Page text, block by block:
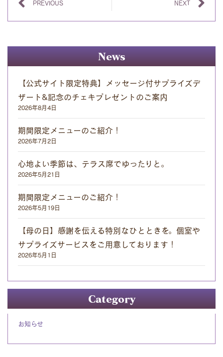
PREVIOUS NEXT
News
【公式サイト限定特典】メッセージ付サプライズデ
ザート&記念のチェキプレゼントのご案内
2026年8月4日
期間限定メニューのご紹介！
2026年7月2日
心地よい季節は、テラス席でゆったりと。
2026年5月21日
期間限定メニューのご紹介！
2026年5月19日
【母の日】感謝を伝える特別なひとときを。個室や
サプライズサービスをご用意しております！
2026年5月1日
Category
お知らせ